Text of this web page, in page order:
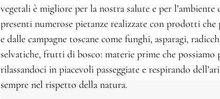
vegetali è migliore per la nostra salute e per l’ambiente
presenti numerose pietanze realizzate con prodotti
e dalle campagne toscane come funghi, asparagi,
selvatiche, frutti di bosco: materie prime che possiamo
rilassandoci in piacevoli passeggiate e respirando
sempre nel rispetto della natura.